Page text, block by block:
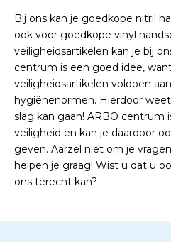
Bij ons kan je goedkope nitril
ook voor goedkope vinyl
veiligheidsartikelen kan je bij
centrum is een goed idee,
veiligheidsartikelen voldoen
hygiënenormen. Hierdoor
slag kan gaan! ARBO centrum
veiligheid en kan je daardoor
geven. Aarzel niet om je
helpen je graag! Wist u dat u
ons terecht kan?